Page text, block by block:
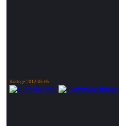
Kortege 2012-05-05